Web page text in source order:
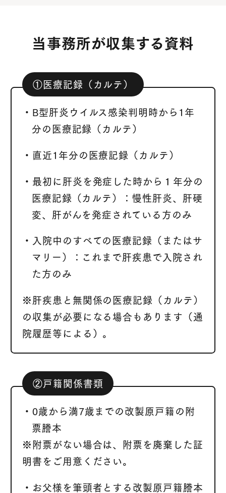
当事務所が収集する資料
①医療記録（カルテ）
・B型肝炎ウイルス感染判明時から1年
分の医療記録（カルテ）
・直近1年分の医療記録（カルテ）
・最初に肝炎を発症した時から１年分の
医療記録（カルテ）：慢性肝炎、肝硬
変、肝がんを発症されている方のみ
・入院中のすべての医療記録（またはサ
マリー）：これまで肝疾患で入院され
た方のみ
※肝疾患と無関係の医療記録（カルテ）
の収集が必要になる場合もあります（通
院履歴等による）。
②戸籍関係書類
・0歳から満7歳までの改製原戸籍の附
票謄本
※附票がない場合は、附票を廃棄した証
明書をご用意ください。
・お父様を筆頭者とする改製原戸籍謄本